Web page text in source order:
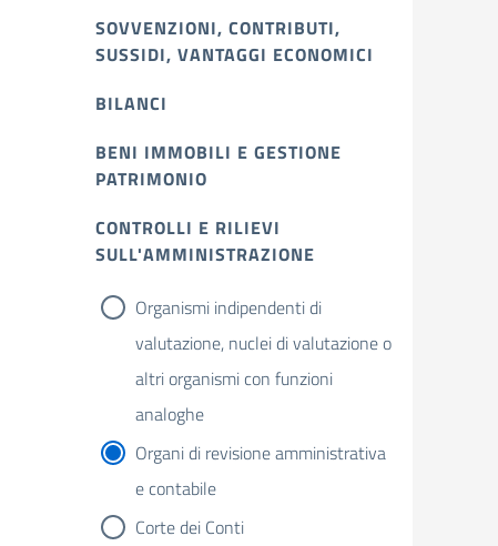
SOVVENZIONI, CONTRIBUTI,
SUSSIDI, VANTAGGI ECONOMICI
BILANCI
BENI IMMOBILI E GESTIONE
PATRIMONIO
CONTROLLI E RILIEVI
SULL'AMMINISTRAZIONE
Organismi indipendenti di
valutazione, nuclei di valutazione o
altri organismi con funzioni
analoghe
Organi di revisione amministrativa
e contabile
Corte dei Conti